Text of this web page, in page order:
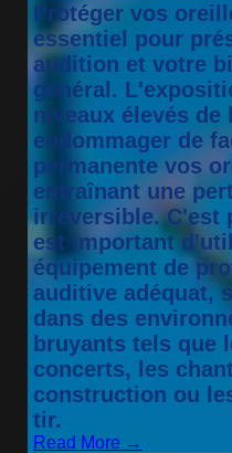
Protéger vos
essentiel pour
audition et votre
général.
niveaux élevés de
endommager de
permanente vos
entraînant une
irréversible. C'est
est important
équipement de
auditive adéquat,
dans des
bruyants tels que
concerts, les
construction ou
tir.
Read More →